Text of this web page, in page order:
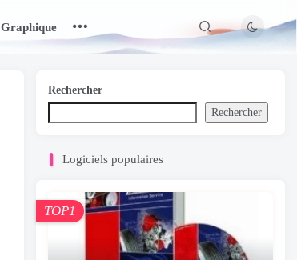
Graphique
Rechercher
Rechercher
Logiciels populaires
TOP1